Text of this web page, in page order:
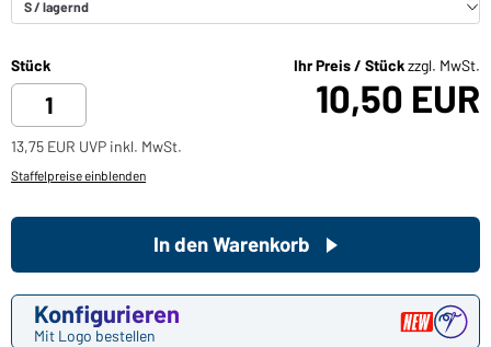
Stück Ihr Preis / Stückzzgl. MwSt.
10,50 EUR
13,75 EUR UVP inkl. MwSt.
Staffelpreise einblenden
Konfigurieren
Mit Logo bestellen
In den Warenkorb